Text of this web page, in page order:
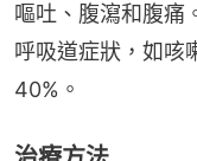
嘔吐、腹瀉和腹痛
呼吸道症狀，如咳
40%。